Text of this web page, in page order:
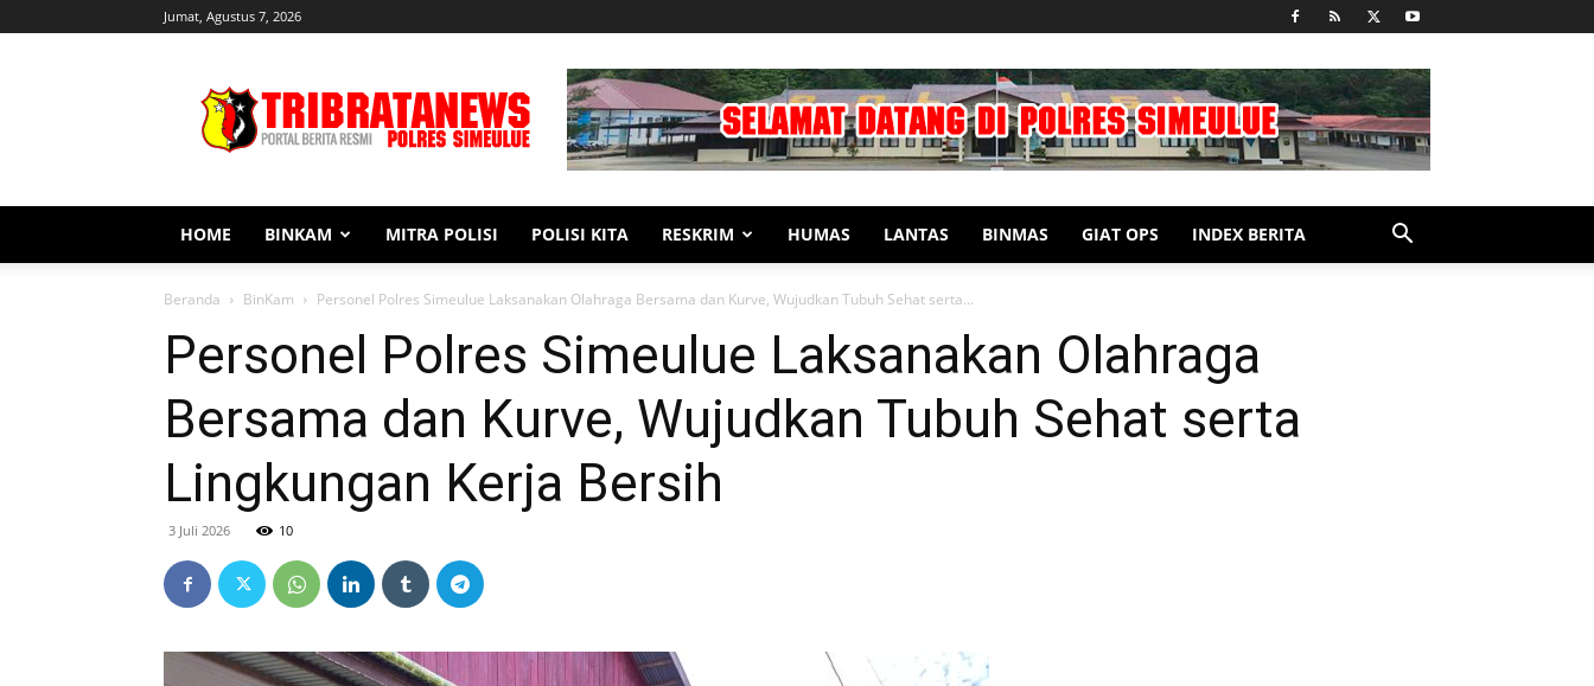
Jumat, Agustus 7, 2026
Simeulue
HOME BINKAM MITRA POLISI POLISI KITA RESKRIM HUMAS LANTAS BINMAS GIAT OPS INDEX BERITA
Beranda BinKam Personel Polres Simeulue Laksanakan Olahraga Bersama dan Kurve, Wujudkan Tubuh Sehat serta...
Personel Polres Simeulue Laksanakan Olahraga
Bersama dan Kurve, Wujudkan Tubuh Sehat serta
Lingkungan Kerja Bersih
3 Juli 2026 10